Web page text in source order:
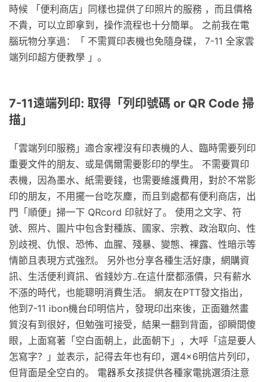
時候 「便利商店」同樣也提供了印照片的服務 ，而且價格
不貴，可以立即拿到，操作流程也十分簡單。 之前我在電
腦玩物分享過：「 不需買印表機也免隨身碟， 7-11 全家雲
端列印超方便教學 」。
7-11遠端列印: 取得「列印號碼 or QR Code 掃
描」
「雲端列印服務」適合家裡沒有印表機的人、臨時需要列印
重要文件的朋友、或是偶爾需要影印的學生。 不需要買印
表機，因為墨水、紙需要錢，也需要維護費用，對於不常影
印的朋友，不用擺一台吃灰塵，而且到處都有便利商店，出
門「順便」掃一下 QRcord 印就好了。 使用之文字、符
號、照片、圖片中包含對種族、國家、宗教、政治取向、性
別歧視、仇恨、恐怖、血腥、殘暴、變態、裸露、性暗示等
情節且表現方式強烈。 另外也分享各種生活好康，網購資
訊、生活便利資訊、省錢妙方..在這什麼都漲價，只有薪水
不漲的時代，也能聰明消費生活。 網友在PTT發文指出，
他到7-11 ibon機台印明信片，發現印出來後，正面雖然畫
質沒有到很好，但勉強可接受，結果一翻到背面，卻瞬間傻
眼，上面寫著「空白面朝上，此面朝下」，大呼「這是要人
怎寫字？」並表示，記得去年也有印，選4×6明信片列印，
但背面是全空白的。 電器系女孩提供各種家電挑選須注意